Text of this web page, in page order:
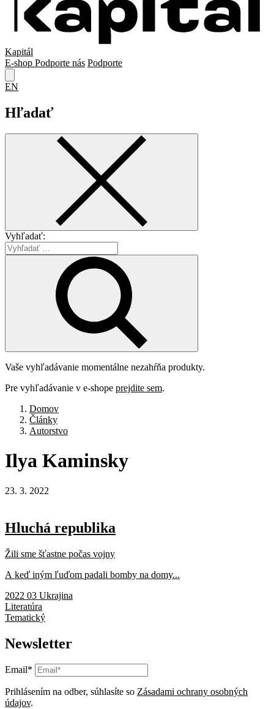
Kapitál
E-shop Podporte nás Podporte
EN
Hľadať
Vyhľadať:
Vaše vyhľadávanie momentálne nezahŕňa produkty.
Pre vyhľadávanie v e-shope prejdite sem.
Domov
Články
Autorstvo
Ilya Kaminsky
23. 3. 2022
Hluchá republika
Žili sme šťastne počas vojny
A keď iným ľuďom padali bomby na domy...
2022 03 Ukrajina
Literatúra
Tematický
Newsletter
Email*
Prihlásením na odber, súhlasíte so Zásadami ochrany osobných
údajov.